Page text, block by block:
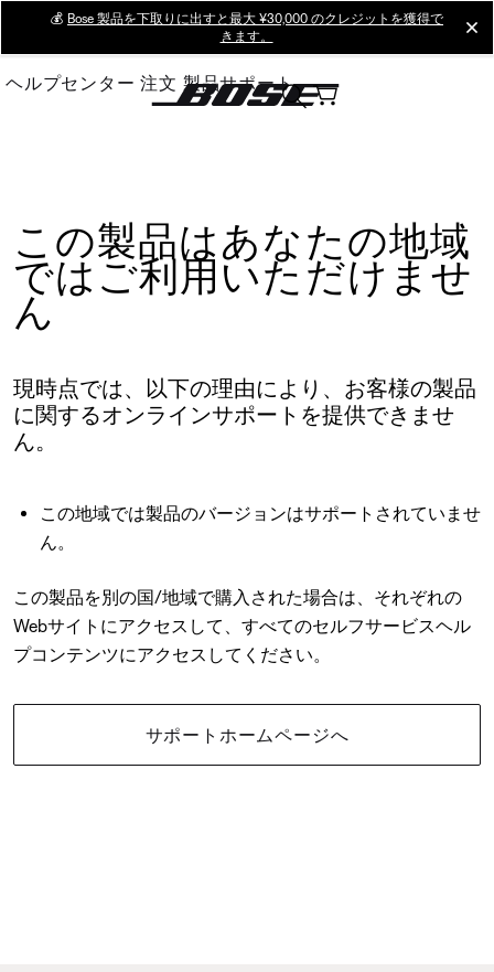
Main
💰 Bose 製品を下取りに出すと最大 ¥30,000 のクレジットを獲得で
きます。
ヘルプセンター 注文 製品サポート
この製品はあなたの地域
ではご利用いただけませ
ん
現時点では、以下の理由により、お客様の製品
に関するオンラインサポートを提供できませ
ん。
この地域では製品のバージョンはサポートされていませ
ん。
この製品を別の国/地域で購入された場合は、それぞれの
Webサイトにアクセスして、すべてのセルフサービスヘル
プコンテンツにアクセスしてください。
サポートホームページへ